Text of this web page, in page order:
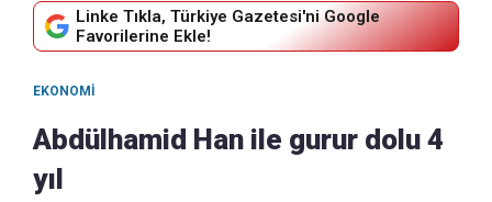
Linke Tıkla, Türkiye Gazetesi'ni Google
Favorilerine Ekle!
EKONOMI
Abdülhamid Han ile gurur dolu 4
yıl